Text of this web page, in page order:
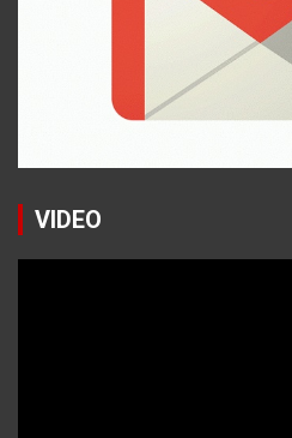
VIDEO